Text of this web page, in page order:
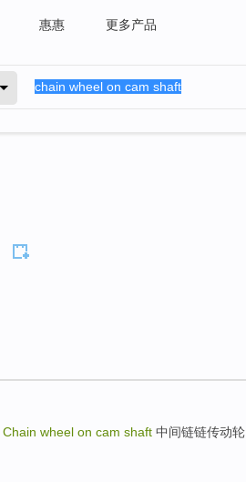
惠惠 更多产品
Chain wheel on cam shaft 中间链链传动轮